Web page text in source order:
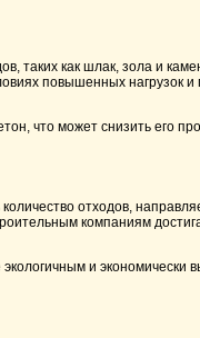
таких как шлак, зола и
повышенных
что может снизить его
отходов,
компаниям
и